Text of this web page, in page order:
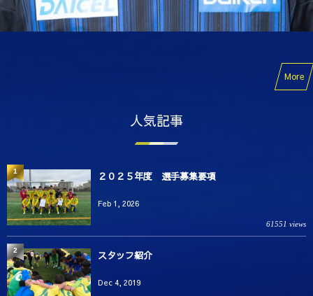
More
人気記事
２０２５年度 選手募集要項
Feb 1, 2026
61551 views
1
スタッフ紹介
Dec 4, 2019
2